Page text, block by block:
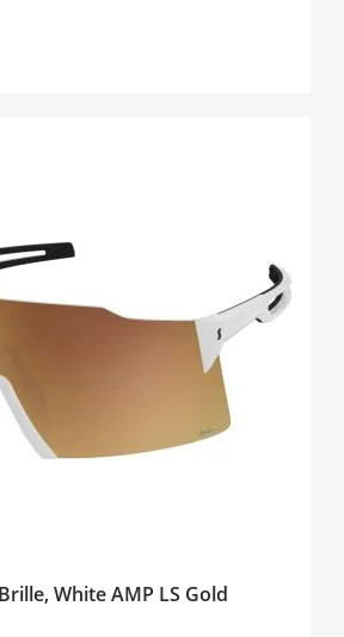
White AMP LS Gold